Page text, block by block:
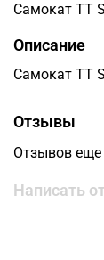
Самокат TT
Описание
Самокат TT
Отзывы
Отзывов еще
Написать